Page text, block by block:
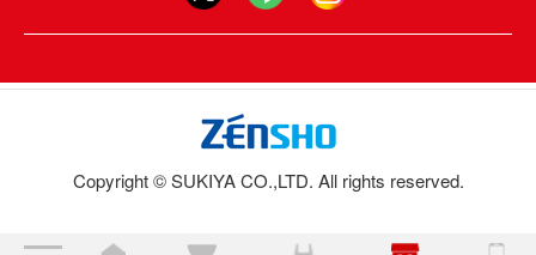
Copyright © SUKIYA CO.,LTD. All rights reserved.